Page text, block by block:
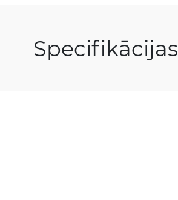
Specifikācijas